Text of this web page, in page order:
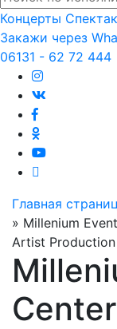
Концерты
Закажи через
06131 - 62 72 444
Главная
» Millenium
Artist Production
Center